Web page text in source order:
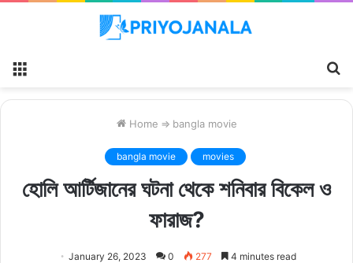
Home ⇒ bangla movie
bangla movie movies
হোলি আর্টিজানের ঘটনা থেকে শনিবার বিকেল ও
ফারাজ?
January 26, 2023 0 277 4 minutes read